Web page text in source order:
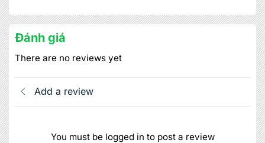
Đánh giá
There are no reviews yet
Add a review
You must be logged in to post a review